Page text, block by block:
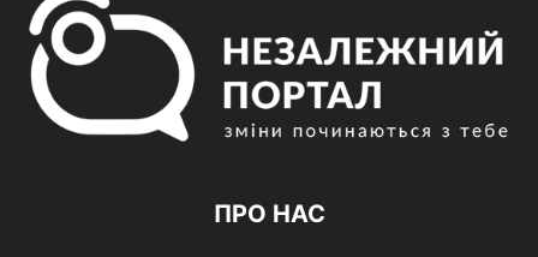
ПРО НАС